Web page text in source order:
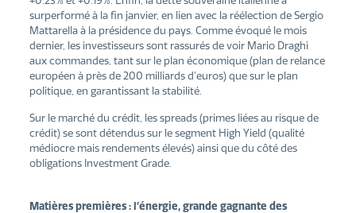
surperformé à la fin janvier, en lien avec la réélection de Sergio
Mattarella à la présidence du pays. Comme évoqué le mois
dernier, les investisseurs sont rassurés de voir Mario Draghi
aux commandes, tant sur le plan économique (plan de relance
européen à près de 200 milliards d’euros) que sur le plan
politique, en garantissant la stabilité.
Sur le marché du crédit, les spreads (primes liées au risque de
crédit) se sont détendus sur le segment High Yield (qualité
médiocre mais rendements élevés) ainsi que du côté des
obligations Investment Grade.
Matières premières : l’énergie, grande gagnante des